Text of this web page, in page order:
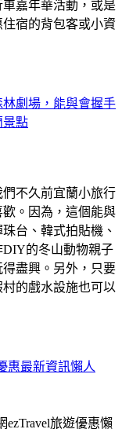
嘉年華活動，或是
宿的背包客或小資
林劇場，能與會握手
景點
不久前宜蘭小旅行
。因為，這個能與
台、韓式拍貼機、
的冬山動物親子
盡興。另外，只要
的戲水設施也可以
惠最新資訊懶人